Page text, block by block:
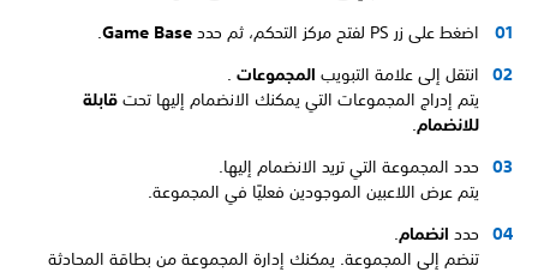
اضغط على زر PS لفتح مركز التحكم، ثم حدد Game Base
.
انتقل إلى علامة التبويبالمجموعات.
يتم إدراج المجموعات التي يمكنك الانضمام إليها تحتقابلة
للانضمام.
حدد المجموعة التي تريد الانضمام إليها.
يتم عرض اللاعبين الموجودين فعليًا في المجموعة.
حددانضمام.
تنضم إلى المجموعة. يمكنك إدارة المجموعة من بطاقة المحادثة